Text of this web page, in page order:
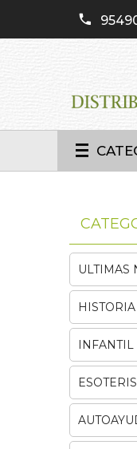
ULTIMAS
HISTORIA
INFANTIL